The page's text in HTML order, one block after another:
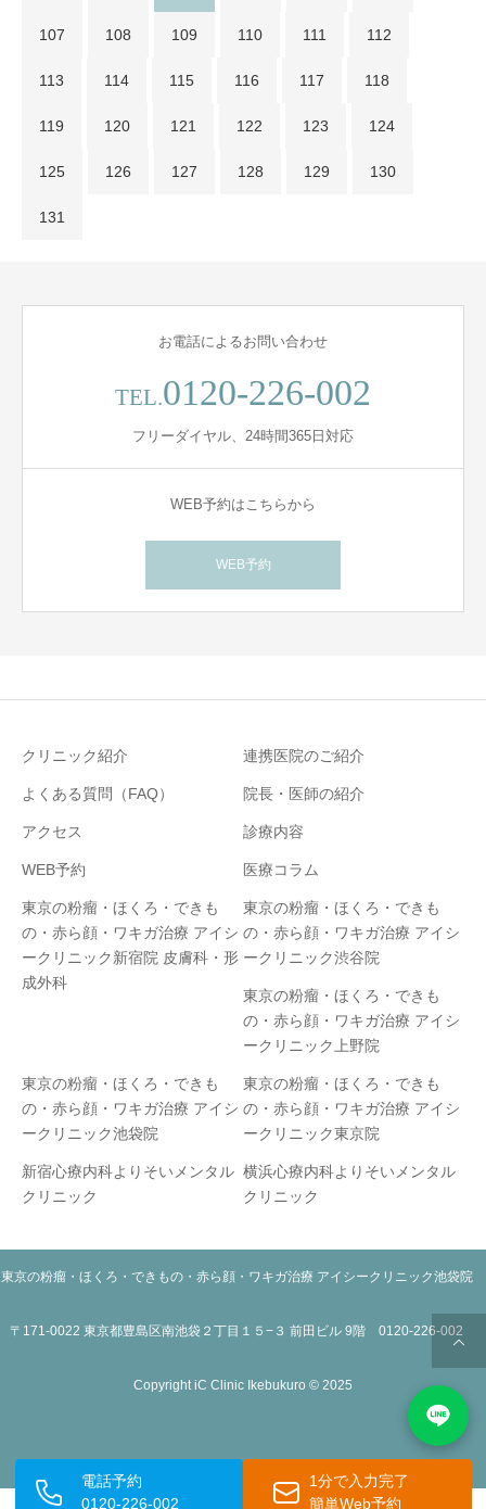
107 108 109 110 111 112
113 114 115 116 117 118
119 120 121 122 123 124
125 126 127 128 129 130
131
お電話によるお問い合わせ
TEL.0120-226-002
フリーダイヤル、24時間365日対応
WEB予約はこちらから
WEB予約
クリニック紹介 連携医院のご紹介
よくある質問（FAQ） 院長・医師の紹介
アクセス 診療内容
WEB予約 医療コラム
東京の粉瘤・ほくろ・できも
の・赤ら顔・ワキガ治療 アイシ
ークリニック新宿院 皮膚科・形
成外科
東京の粉瘤・ほくろ・できも
の・赤ら顔・ワキガ治療 アイシ
ークリニック渋谷院
東京の粉瘤・ほくろ・できも
の・赤ら顔・ワキガ治療 アイシ
ークリニック上野院
東京の粉瘤・ほくろ・できも
の・赤ら顔・ワキガ治療 アイシ
ークリニック池袋院
東京の粉瘤・ほくろ・できも
の・赤ら顔・ワキガ治療 アイシ
ークリニック東京院
新宿心療内科よりそいメンタル
クリニック
横浜心療内科よりそいメンタル
クリニック
東京の粉瘤・ほくろ・できもの・赤ら顔・ワキガ治療 アイシークリニック池袋院
〒171-0022 東京都豊島区南池袋２丁目１５−３ 前田ビル 9階 0120-226-002
Copyright iC Clinic Ikebukuro © 2025
電話予約
0120-226-002
1分で入力完了
簡単Web予約